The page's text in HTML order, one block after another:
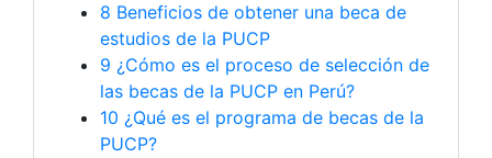
8 Beneficios de obtener una beca de
estudios de la PUCP
9 ¿Cómo es el proceso de selección de
las becas de la PUCP en Perú?
10 ¿Qué es el programa de becas de la
PUCP?